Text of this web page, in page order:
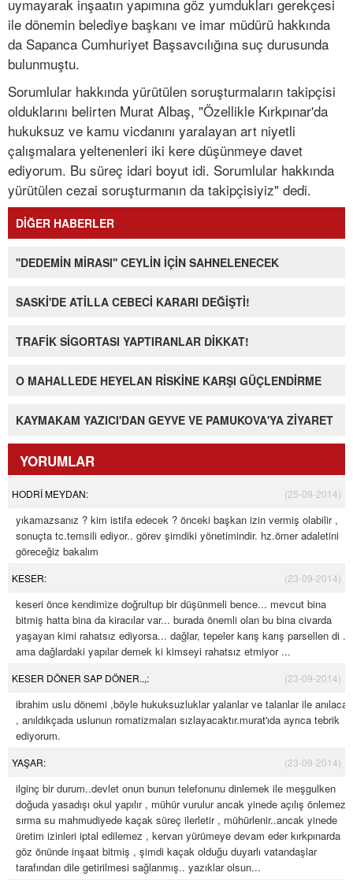
uymayarak inşaatın yapımına göz yumdukları gerekçesi
ile dönemin belediye başkanı ve imar müdürü hakkında
da Sapanca Cumhuriyet Başsavcılığına suç durusunda
bulunmuştu.
Sorumlular hakkında yürütülen soruşturmaların takipçisi
olduklarını belirten Murat Albaş, "Özellikle Kırkpınar'da
hukuksuz ve kamu vicdanını yaralayan art niyetli
çalışmalara yeltenenleri iki kere düşünmeye davet
ediyorum. Bu süreç idari boyut idi. Sorumlular hakkında
yürütülen cezai soruşturmanın da takipçisiyiz" dedi.
DİĞER HABERLER
''DEDEMİN MİRASI'' CEYLİN İÇİN SAHNELENECEK
SASKİ'DE ATİLLA CEBECİ KARARI DEĞİŞTİ!
TRAFİK SİGORTASI YAPTIRANLAR DİKKAT!
O MAHALLEDE HEYELAN RİSKİNE KARŞI GÜÇLENDİRME
KAYMAKAM YAZICI'DAN GEYVE VE PAMUKOVA'YA ZİYARET
YORUMLAR
HODRİ MEYDAN: (25-09-2014)
yıkamazsanız ? kim istifa edecek ? önceki başkan izin vermiş olabilir ,
sonuçta tc.temsili ediyor.. görev şimdiki yönetimindir. hz.ömer adaletini
göreceğiz bakalım
KESER: (23-09-2014)
keseri önce kendimize doğrultup bir düşünmeli bence... mevcut bina
bitmiş hatta bina da kiracılar var... burada önemli olan bu bina civarda
yaşayan kimi rahatsız ediyorsa... dağlar, tepeler karış karış parsellen di ..
ama dağlardaki yapılar demek ki kimseyi rahatsız etmiyor ...
KESER DÖNER SAP DÖNER..,: (23-09-2014)
ibrahim uslu dönemi ,böyle hukuksuzluklar yalanlar ve talanlar ile anılacak
, anıldıkçada uslunun romatizmaları sızlayacaktır.murat'ıda ayrıca tebrik
ediyorum.
YAŞAR: (23-09-2014)
ilginç bir durum..devlet onun bunun telefonunu dinlemek ile meşgulken
doğuda yasadışı okul yapılır , mühür vurulur ancak yinede açılış önlemez..
sırma su mahmudiyede kaçak süreç ilerletir , mühürlenir..ancak yinede
üretim izinleri iptal edilemez , kervan yürümeye devam eder kırkpınarda
göz önünde inşaat bitmiş , şimdi kaçak olduğu duyarlı vatandaşlar
tarafından dile getirilmesi sağlanmış.. yazıklar olsun...